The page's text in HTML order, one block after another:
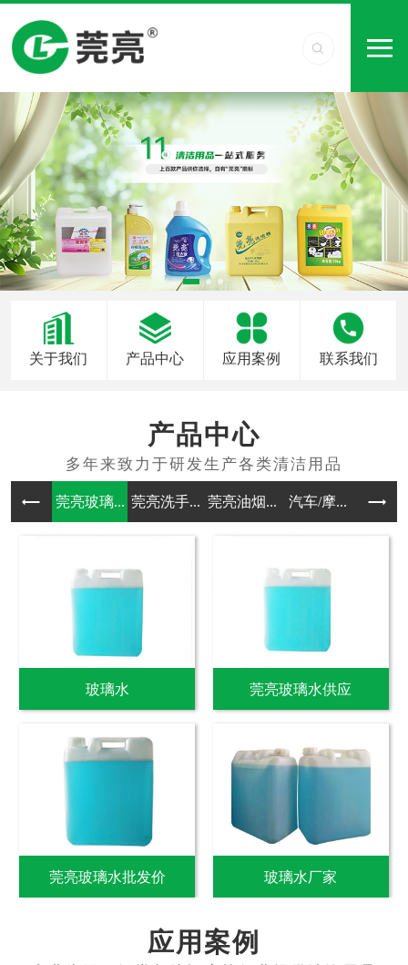
关于我们 产品中心 应用案例 联系我们
产品中心
莞亮玻璃... 莞亮洗手... 莞亮油烟... 汽车/摩... 其他
玻璃水 莞亮玻璃水供应
莞亮玻璃水批发价 玻璃水厂家
应用案例